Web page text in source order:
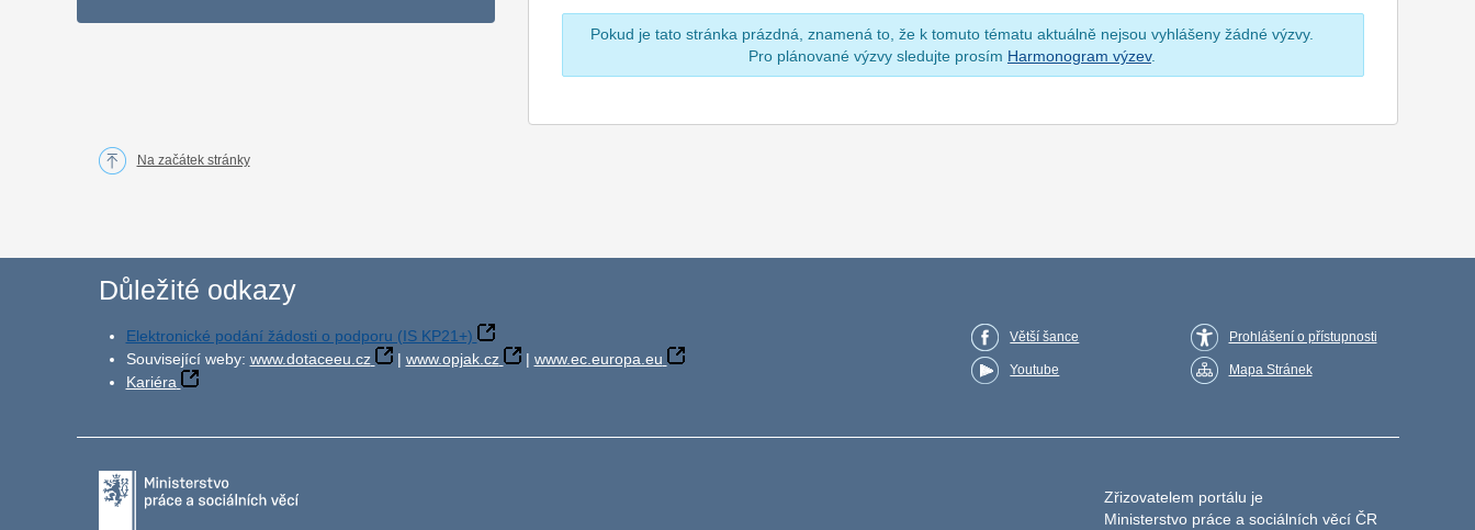
Pokud je tato stránka prázdná, znamená to, že k tomuto tématu aktuálně nejsou vyhlášeny žádné výzvy.
Pro plánované výzvy sledujte prosím Harmonogram výzev.
Na začátek stránky
Důležité odkazy
Elektronické podání žádosti o podporu (IS KP21+)
Související weby: www.dotaceeu.cz | www.opjak.cz | www.ec.europa.eu
Kariéra
Větší šance
Youtube
Prohlášení o přístupnosti
Mapa Stránek
Zřizovatelem portálu je
Ministerstvo práce a sociálních věcí ČR